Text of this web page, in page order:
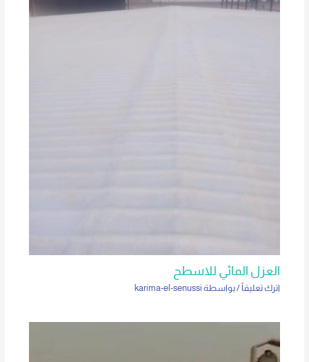
العزل المائي للاسطح
اترك تعليقاً / بواسطة karima-el-senussi